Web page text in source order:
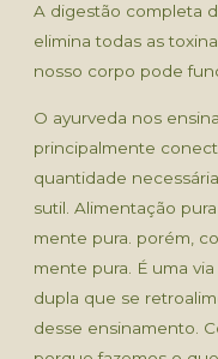
A digestão completa
elimina todas as
nosso corpo pode
O ayurveda nos
principalmente
quantidade
sutil. Alimentação
mente pura. porém,
mente pura. É uma
dupla que se
desse ensinamento.